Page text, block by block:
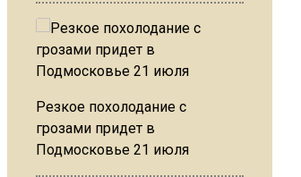
Резкое похолодание с
грозами придет в
Подмосковье 21 июля